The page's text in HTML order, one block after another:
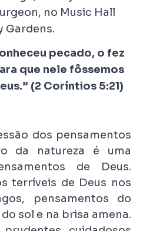
, no Music Hall
Gardens.
pecado, o fez
que nele fôssemos
(2 Coríntios 5:21)
dos pensamentos
da natureza é uma
de Deus.
terríveis de Deus nos
pensamentos do
sol e na brisa amena.